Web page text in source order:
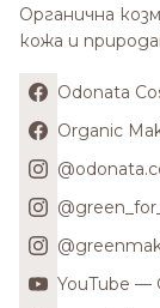
Органична
кожа и
Odonata
Organic
YouTube —